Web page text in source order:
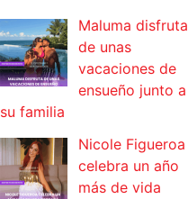
Maluma disfruta
de unas
vacaciones de
ensueño junto a
su familia
Nicole Figueroa
celebra un año
más de vida